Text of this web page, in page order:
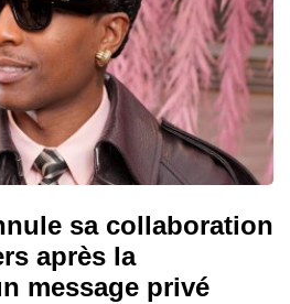
sa collaboration
après la
message privé